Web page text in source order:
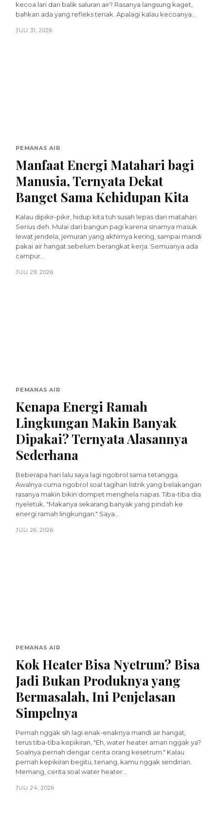
kecoa lari dari balik saluran air? Rasanya langsung kaget,
bahkan ada yang refleks teriak. Apalagi kalau kecoanya...
JULI 31, 2026
PEMANAS AIR
Manfaat Energi Matahari bagi
Manusia, Ternyata Dekat
Banget Sama Kehidupan Kita
Kalau dipikir-pikir, hidup kita tuh susah lepas dari matahari.
Serius deh. Mulai dari bangun pagi karena sinarnya masuk
lewat jendela, jemuran yang akhirnya kering, sampai mandi
pakai air hangat sebelum berangkat kerja. Semuanya ada
campur...
JULI 29, 2026
PEMANAS AIR
Kenapa Energi Ramah
Lingkungan Makin Banyak
Dipakai? Ternyata Alasannya
Sederhana
Beberapa hari lalu saya lagi ngobrol sama tetangga.
Awalnya cuma ngobrol soal tagihan listrik yang belakangan
rasanya makin bikin dompet menghela napas. Tiba-tiba dia
nyeletuk, "Makanya sekarang banyak yang pindah ke
energi ramah lingkungan." Saya...
JULI 26, 2026
PEMANAS AIR
Kok Heater Bisa Nyetrum? Bisa
Jadi Bukan Produknya yang
Bermasalah, Ini Penjelasan
Simpelnya
Pernah nggak sih lagi enak-enaknya mandi air hangat,
terus tiba-tiba kepikiran, "Eh, water heater aman nggak ya?
Soalnya pernah dengar cerita orang kesetrum." Kalau
pernah kepikiran begitu, tenang, kamu nggak sendirian.
Memang, cerita soal water heater...
JULI 24, 2026